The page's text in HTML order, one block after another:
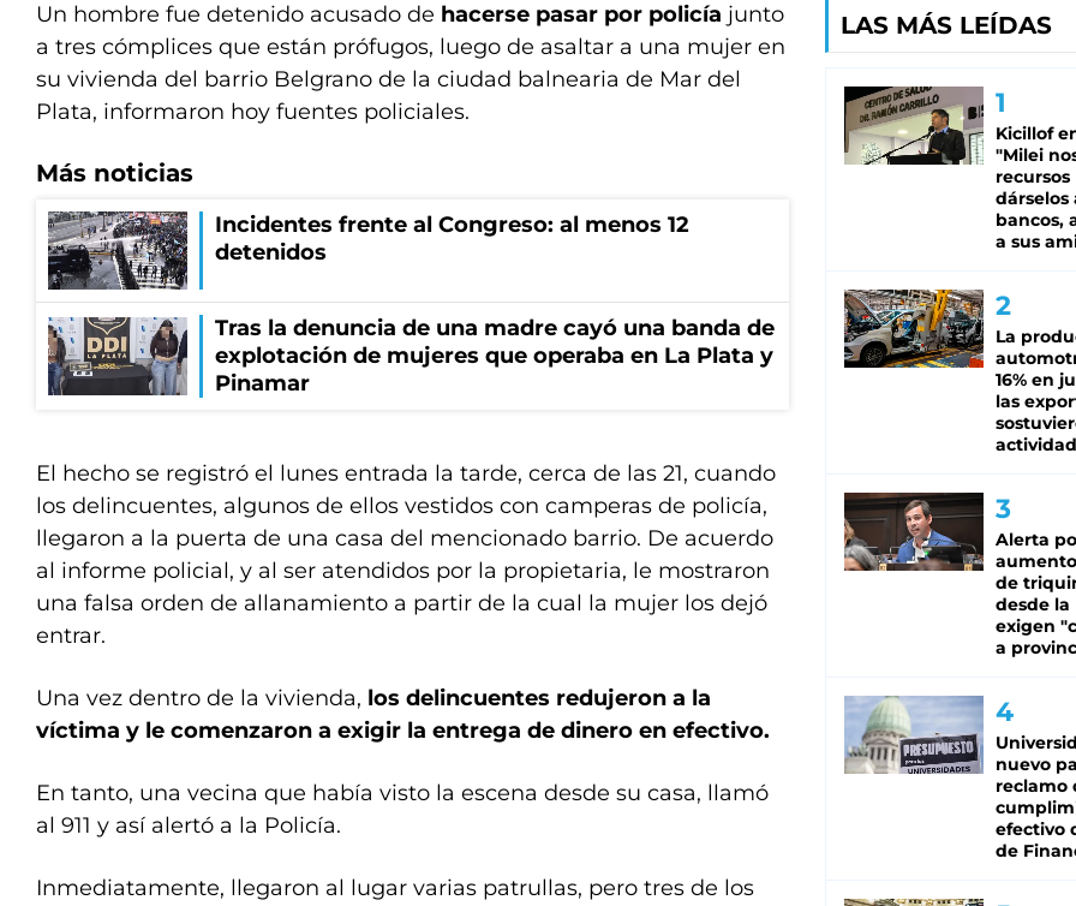
Un hombre fue detenido acusado de hacerse pasar por policía junto
a tres cómplices que están prófugos, luego de asaltar a una mujer en
su vivienda del barrio Belgrano de la ciudad balnearia de Mar del
Plata, informaron hoy fuentes policiales.
Más noticias
Incidentes frente al Congreso: al menos 12
detenidos
Tras la denuncia de una madre cayó una banda de
explotación de mujeres que operaba en La Plata y
Pinamar
El hecho se registró el lunes entrada la tarde, cerca de las 21, cuando
los delincuentes, algunos de ellos vestidos con camperas de policía,
llegaron a la puerta de una casa del mencionado barrio. De acuerdo
al informe policial, y al ser atendidos por la propietaria, le mostraron
una falsa orden de allanamiento a partir de la cual la mujer los dejó
entrar.
Una vez dentro de la vivienda, los delincuentes redujeron a la
víctima y le comenzaron a exigir la entrega de dinero en efectivo.
En tanto, una vecina que había visto la escena desde su casa, llamó
al 911 y así alertó a la Policía.
Inmediatamente, llegaron al lugar varias patrullas, pero tres de los
LAS MÁS LEÍDAS
Kicillof
"Milei
recursos
dárselos
bancos,
a sus
La
16% en
las
actividad
Alerta
de
desde la
exigen
a
nuevo
reclamo
efectivo
de